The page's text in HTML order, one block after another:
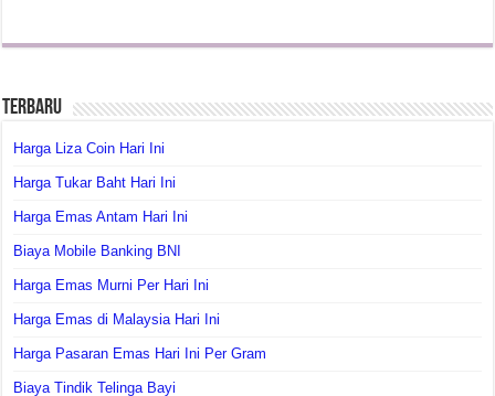
Terbaru
Harga Liza Coin Hari Ini
Harga Tukar Baht Hari Ini
Harga Emas Antam Hari Ini
Biaya Mobile Banking BNI
Harga Emas Murni Per Hari Ini
Harga Emas di Malaysia Hari Ini
Harga Pasaran Emas Hari Ini Per Gram
Biaya Tindik Telinga Bayi